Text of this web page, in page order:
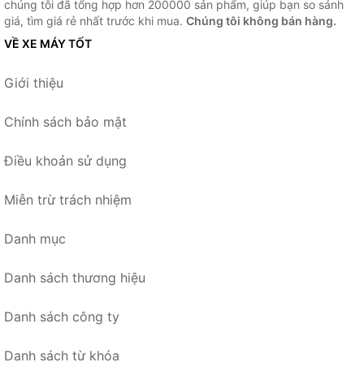
chúng tôi đã tổng hợp hơn 200000 sản phẩm, giúp bạn so sánh
giá, tìm giá rẻ nhất trước khi mua. Chúng tôi không bán hàng.
VỀ XE MÁY TỐT
Giới thiệu
Chính sách bảo mật
Điều khoản sử dụng
Miễn trừ trách nhiệm
Danh mục
Danh sách thương hiệu
Danh sách công ty
Danh sách từ khóa